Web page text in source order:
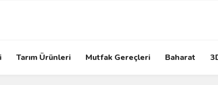
Tarım Ürünleri Mutfak Gereçleri Baharat